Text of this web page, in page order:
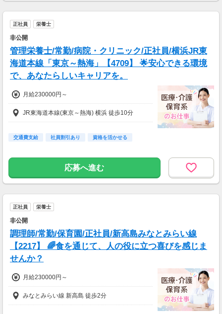
正社員 栄養士
非公開
管理栄養士/常勤/病院・クリニック/正社員/横浜JR東
海道本線「東京～熱海」【4709】 🌟安心できる環境
で、あなたらしいキャリアを。
月給230000円～
JR東海道本線(東京～熱海) 横浜 徒歩10分
交通費支給 社員割引あり 資格を活かせる
応募へ進む
正社員 栄養士
非公開
調理師/常勤/保育園/正社員/新高島みなとみらい線
【2217】 🌈食を通じて、人の役に立つ喜びを感じま
せんか？
月給230000円～
みなとみらい線 新高島 徒歩2分